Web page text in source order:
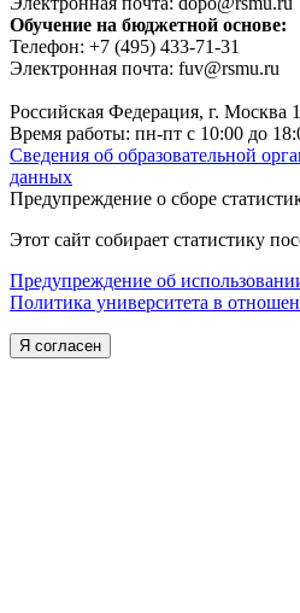
Обучение на бюджетной основе:
Телефон: +7 (495) 433-71-31
Электронная почта: fuv@rsmu.ru
Российская Федерация, г. Москва
Время работы: пн-пт с 10:00 до
Сведения об образовательной
данных
Предупреждение о сборе
Этот сайт собирает статистику
Предупреждение об
Политика университета в
Я согласен